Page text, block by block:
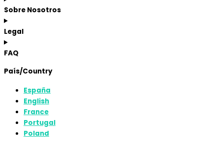
Sobre Nosotros
Legal
FAQ
País/Country
España
English
France
Portugal
Poland